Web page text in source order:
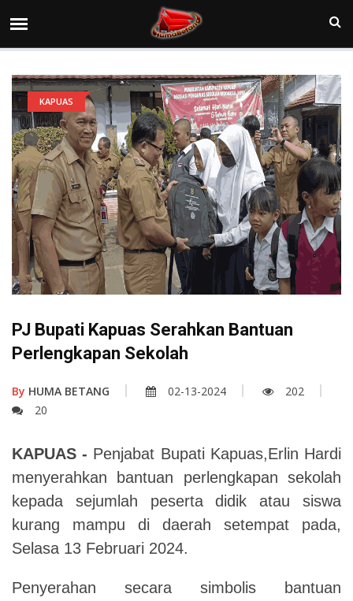
KAPUAS
PJ Bupati Kapuas Serahkan Bantuan
Perlengkapan Sekolah
By HUMA BETANG 02-13-2024
202
20
KAPUAS - Penjabat Bupati Kapuas,Erlin Hardi
menyerahkan bantuan perlengkapan sekolah
kepada sejumlah peserta didik atau siswa
kurang mampu di daerah setempat pada,
Selasa 13 Februari 2024.
Penyerahan secara simbolis bantuan